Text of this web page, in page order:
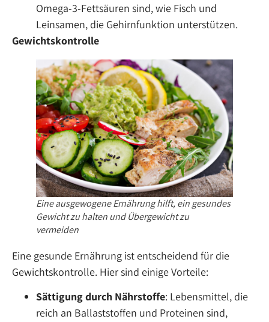
Omega-3-Fettsäuren sind, wie Fisch und
Leinsamen, die Gehirnfunktion unterstützen.
Gewichtskontrolle
Eine ausgewogene Ernährung hilft, ein gesundes
Gewicht zu halten und Übergewicht zu
vermeiden
Eine gesunde Ernährung ist entscheidend für die
Gewichtskontrolle. Hier sind einige Vorteile:
Sättigung durch Nährstoffe: Lebensmittel, die
reich an Ballaststoffen und Proteinen sind,